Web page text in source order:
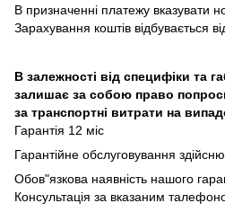
В призначенні платежу вказувати
Зарахування коштів відбувається
В залежності від специфіки та
залишає за собою право
за транспортні витрати на
Гарантія 12 міс
Гарантійне обслуговування
Обов"язкова наявність нашого
Консультація за вказаним